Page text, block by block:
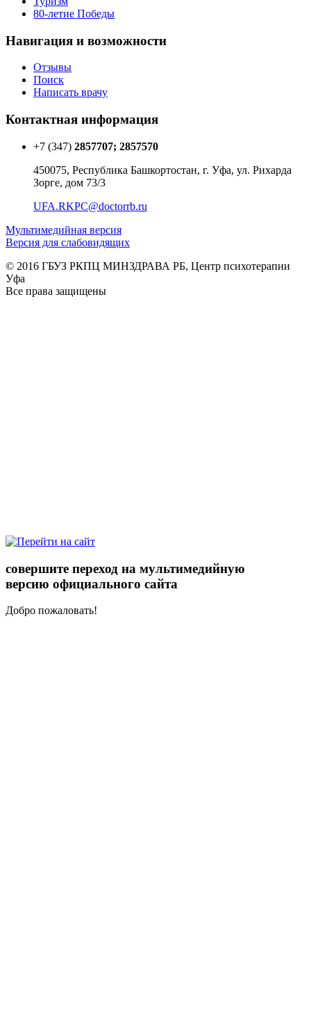
80-летие Победы
Навигация и возможности
Отзывы
Поиск
Написать врачу
Контактная информация
+7 (347) 2857707; 2857570
450075, Республика Башкортостан, г. Уфа, ул. Рихарда
Зорге, дом 73/3
UFA.RKPC@doctorrb.ru
Мультимедийная версия
Версия для слабовидящих
© 2016 ГБУЗ РКПЦ МИНЗДРАВА РБ, Центр психотерапии
Уфа
Все права защищены
совершите переход на мультимедийную
версию официального сайта
Добро пожаловать!